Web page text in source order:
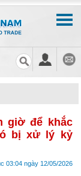
giờ để khắc
bị xử lý kỷ
03:04 ngày 12/05/2026